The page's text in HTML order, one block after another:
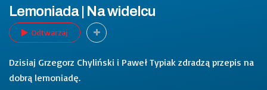
Lemoniada | Na widelcu
Odtwarzaj
Dzisiaj Grzegorz Chyliński i Paweł Typiak zdradzą przepis na
dobrą lemoniadę.